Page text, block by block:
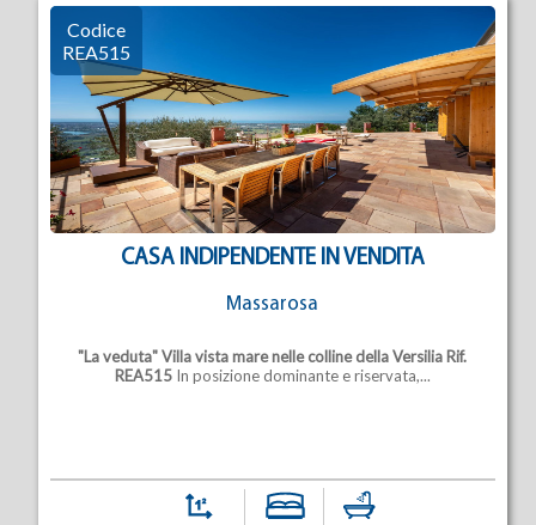
CASA INDIPENDENTE IN VENDITA
Massarosa
Codice
REA515
"La veduta"Villa vista mare nelle colline della Versilia Rif.
REA515In posizione dominante e riservata,...